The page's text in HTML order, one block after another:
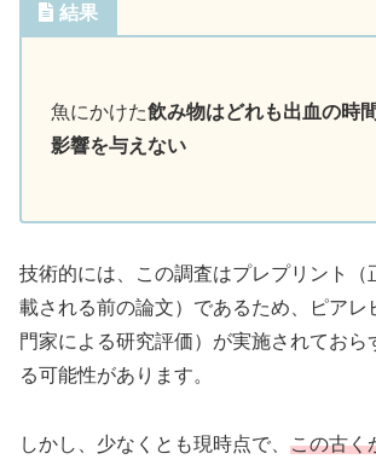
結果
魚にかけた飲み物はどれも出血の時
影響を与えない
技術的には、この調査はプレプリント（
載される前の論文）であるため、ピアレ
門家による研究評価）が実施されておら
る可能性があります。
しかし、少なくとも現時点で、 この古く